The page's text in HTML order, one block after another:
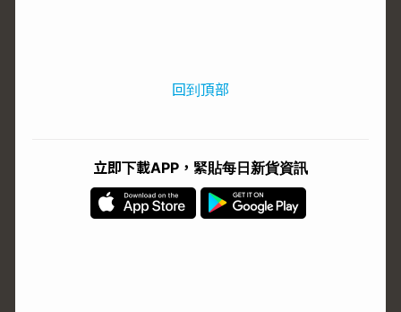
回到頂部
立即下載APP，緊貼每日新貨資訊